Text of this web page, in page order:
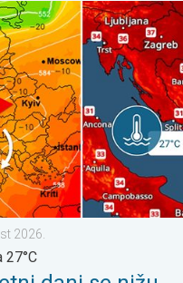
se nižu. Temperatura
2026.
27°C